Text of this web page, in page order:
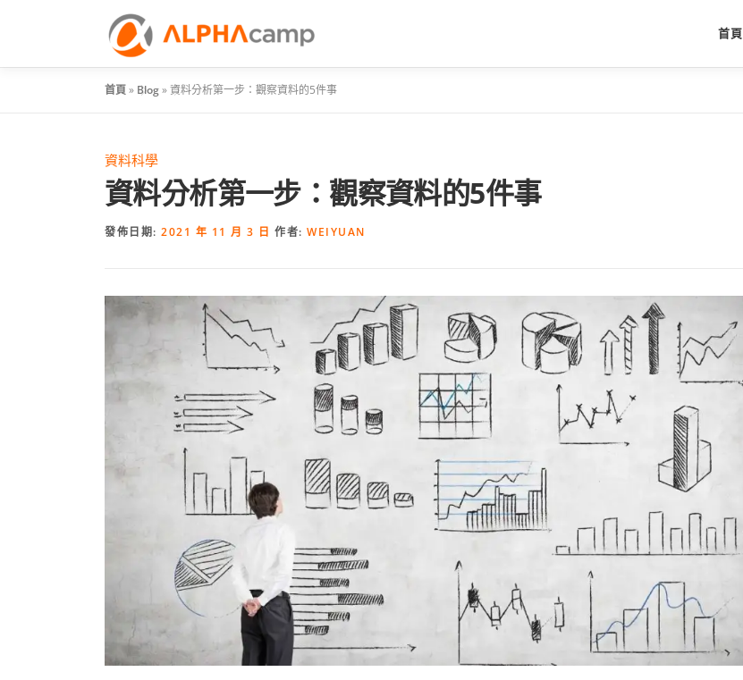
首頁
首頁» Blog»資料分析第一步：觀察資料的5件事
資料科學
資料分析第一步：觀察資料的5件事
發佈日期: 2021 年 11 月 3 日 作者: WEIYUAN